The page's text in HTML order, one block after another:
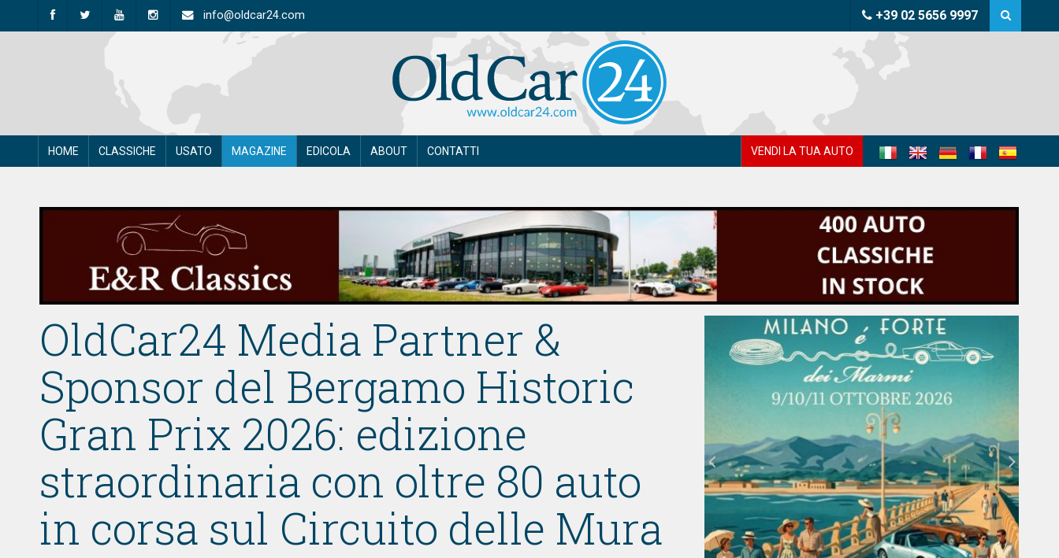
info@oldcar24.com +39 02 5656 9997
HOME CLASSICHE USATO MAGAZINE EDICOLA ABOUT CONTATTI VENDI LA TUA AUTO
OldCar24 Media Partner &
Sponsor del Bergamo Historic
Gran Prix 2026: edizione
straordinaria con oltre 80 auto
in corsa sul Circuito delle Mura